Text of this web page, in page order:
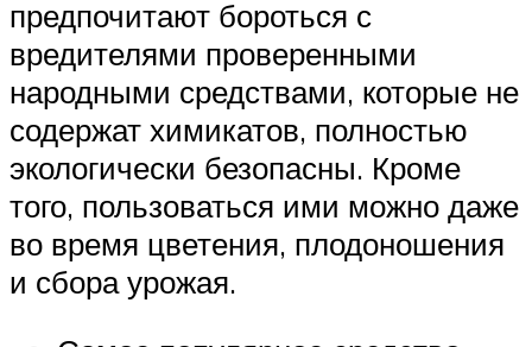
предпочитают бороться с
вредителями проверенными
народными средствами, которые не
содержат химикатов, полностью
экологически безопасны. Кроме
того, пользоваться ими можно даже
во время цветения, плодоношения
и сбора урожая.